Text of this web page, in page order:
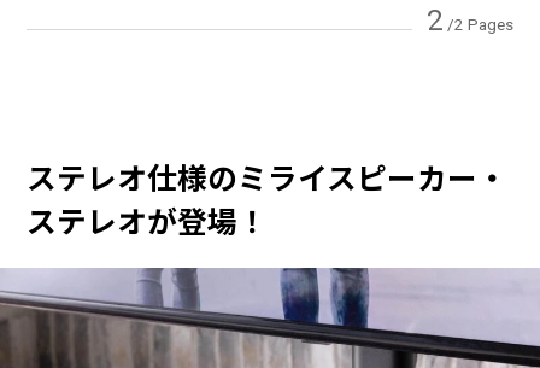
2 /2 Pages
ステレオ仕様のミライスピーカー・
ステレオが登場！